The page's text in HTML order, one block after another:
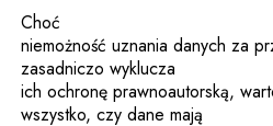
Choć
niemożność uznania danych za
zasadniczo wyklucza
ich ochronę prawnoautorską,
wszystko, czy dane mają